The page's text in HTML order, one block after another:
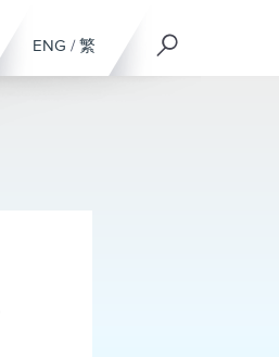
ENG / 繁